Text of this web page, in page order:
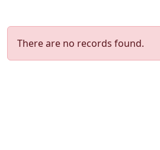
There are no records found.